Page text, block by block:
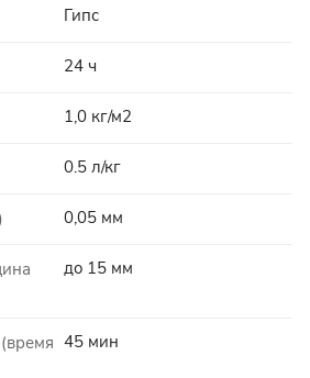
Гипс
24 ч
1,0 кг/м2
0.5 л/кг
0,05 мм
до 15 мм
45 мин